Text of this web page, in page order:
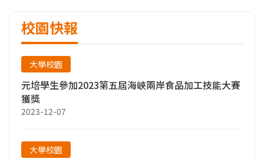
校園快報
大學校園
元培學生參加2023第五屆海峽兩岸食品加工技能大賽
獲獎
2023-12-07
大學校園